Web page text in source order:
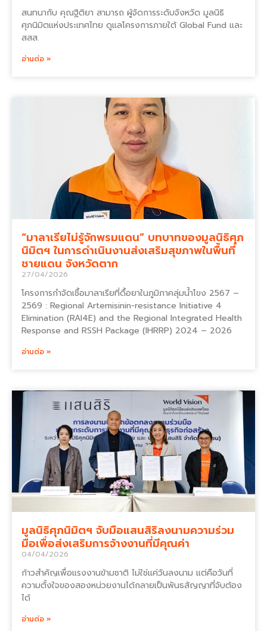
สนทนากับ คุณฐิติยา สามารถ ผู้จัดการระดับจังหวัด มูลนิธิ
ศุภนิมิตแห่งประเทศไทย ดูแลโครงการภายใต้ Global Fund และ
สสส.
อ่านต่อ »
“มาลาเรียไม่รู้จักพรมแดน” บทบาทของมูลนิธิศุภ
นิมิตฯ ในการดำเนินงานส่งเสริมสุขภาพในพื้นที่
ชายแดน จังหวัดตาก
27/04/2026
โครงการกำจัดเชื้อมาลาเรียที่ดื้อยาในภูมิภาคลุ่มน้ำโขง 2567 –
2569 : Regional Artemisinin-resistance Initiative 4
Elimination (RAI4E) and the Regional Integrated Health
Response and RSSH Package (IHRRP) 2024 – 2026
อ่านต่อ »
มูลนิธิศุภนิมิตฯ จับมือแสนสิริลงนามความร่วม
มือเพื่อส่งเสริมการจ้างงานที่มีคุณค่า
04/04/2026
ก้าวสำคัญเพื่อแรงงานข้ามชาติ ไม่ใช่แค่วันลงนาม แต่คือวันที่
ความตั้งใจของสองหน่วยงานได้กลายเป็นพันธสัญญาที่จับต้อง
ได้
อ่านต่อ »